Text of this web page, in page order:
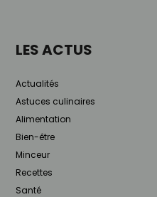
LES ACTUS
Actualités
Astuces culinaires
Alimentation
Bien-être
Minceur
Recettes
Santé